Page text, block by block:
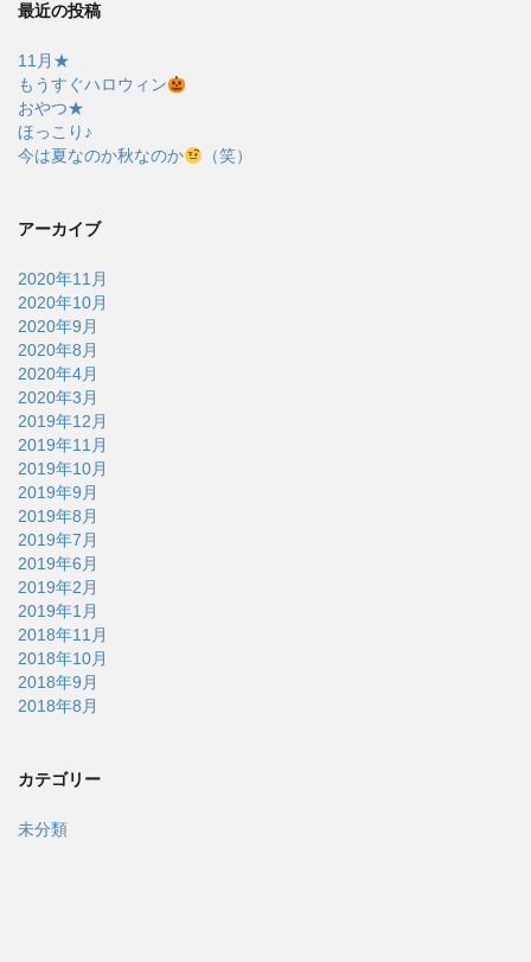
最近の投稿
11月★
もうすぐハロウィン
おやつ★
ほっこり♪
今は夏なのか秋なのか
（笑）
アーカイブ
2020年11月
2020年10月
2020年9月
2020年8月
2020年4月
2020年3月
2019年12月
2019年11月
2019年10月
2019年9月
2019年8月
2019年7月
2019年6月
2019年2月
2019年1月
2018年11月
2018年10月
2018年9月
2018年8月
カテゴリー
未分類